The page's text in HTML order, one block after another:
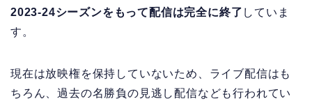
2023-24シーズンをもって配信は完全に終了 していま
す。
現在は放映権を保持していないため、ライブ配信はも
ちろん、過去の名勝負の見逃し配信なども行われてい